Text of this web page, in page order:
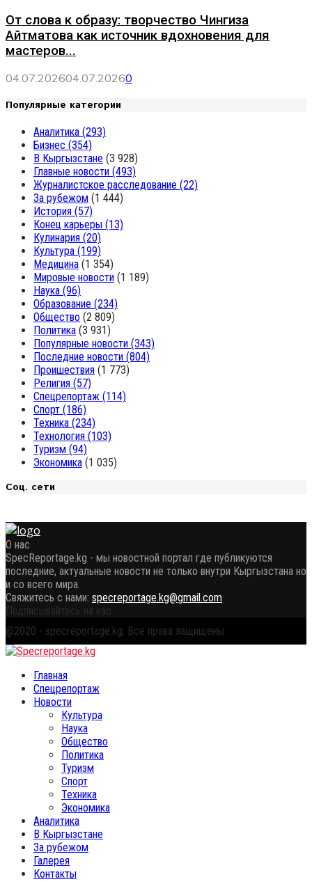
От слова к образу: творчество Чингиза
Айтматова как источник вдохновения для
мастеров...
04.07.202604.07.20260
Популярные категории
Аналитика (293)
Бизнес (354)
В Кыргызстане (3 928)
Главные новости (493)
Журналистское расследование (22)
За рубежом (1 444)
История (57)
Конец карьеры (13)
Кулинария (20)
Культура (199)
Медицина (1 354)
Мировые новости (1 189)
Наука (96)
Образование (234)
Общество (2 809)
Политика (3 931)
Популярные новости (343)
Последние новости (804)
Проишествия (1 773)
Религия (57)
Спецрепортаж (114)
Спорт (186)
Техника (234)
Технология (103)
Туризм (94)
Экономика (1 035)
Соц. сети
О нас
SpecReportage.kg - мы новостной портал где публикуются
последние, актуальные новости не только внутри Кыргызстана но
и со всего мира.
Свяжитесь с нами: specreportage.kg@gmail.com
Подписывайтесь на нас
@2020 - specreportage.kg. Все права защищены.
Главная
Спецрепортаж
Новости
Культура
Наука
Общество
Политика
Туризм
Спорт
Техника
Экономика
Аналитика
В Кыргызстане
За рубежом
Галерея
Контакты